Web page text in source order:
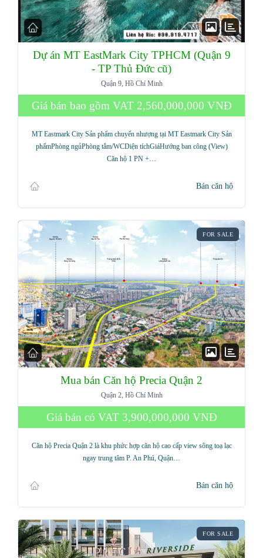
Dự án MT EastMark City TPHCM (Quận 9
- TP Thủ Đức cũ)
Quận 9, Hồ Chí Minh
Giá bán bao gồm VAT 2,560,000,000 VNĐ
MT Eastmark City Sản phẩm chuyển nhượng tại MT Eastmark City Sản
phẩmPhòng ngủPhòng tắm/WCDiện tíchGiáHướng ban công (View)
Căn hộ 1 PN +…
Bán căn hộ
FOR SALE
Mua bán Căn hộ Precia Quận 2
Quận 2, Hồ Chí Minh
Giá bán có VAT 3,900,000,000 VNĐ
Căn hộ Precia Quận 2 là khu phức hợp căn hộ cao cấp view sông toạ lạc
ngay trung tâm P. An Phú, Quận…
Bán căn hộ
FOR SALE